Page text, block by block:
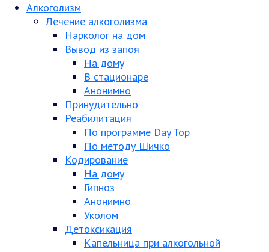
Алкоголизм
Лечение алкоголизма
Нарколог на дом
Вывод из запоя
На дому
В стационаре
Анонимно
Принудительно
Реабилитация
По программе Day Top
По методу Шичко
Кодирование
На дому
Гипноз
Анонимно
Уколом
Детоксикация
Капельница при алкогольной